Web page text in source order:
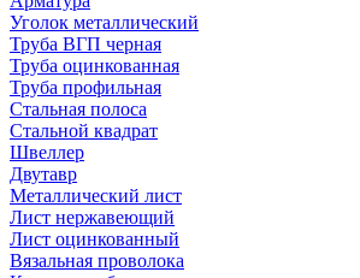
Уголок металлический
Труба ВГП черная
Труба оцинкованная
Труба профильная
Стальная полоса
Стальной квадрат
Швеллер
Двутавр
Металлический лист
Лист нержавеющий
Лист оцинкованный
Вязальная проволока